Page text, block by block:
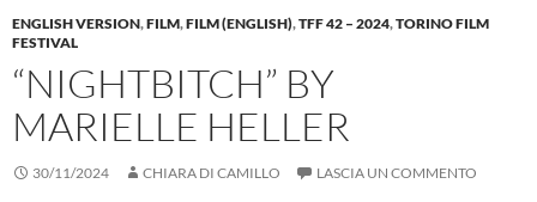
ENGLISH VERSION,FILM,FILM (ENGLISH),TFF 42 – 2024,TORINO FILM
FESTIVAL
“NIGHTBITCH” BY
MARIELLE HELLER
30/11/2024 CHIARA DI CAMILLO LASCIA UN COMMENTO